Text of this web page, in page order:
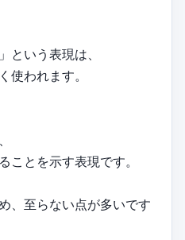
という表現は、
使われます。
ことを示す表現です。
、至らない点が多いです